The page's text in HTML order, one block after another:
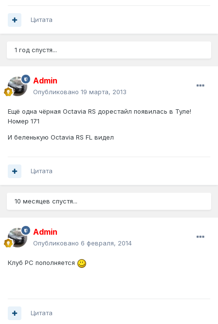
Цитата
1 год спустя...
Admin
Опубликовано 19 марта, 2013
Ещё одна чёрная Octavia RS дорестайл появилась в Туле!
Номер 171
И беленькую Octavia RS FL видел
Цитата
10 месяцев спустя...
Admin
Опубликовано 6 февраля, 2014
Клуб РС пополняется
Цитата